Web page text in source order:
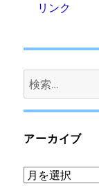
リンク
検
索:
アーカイブ
ア